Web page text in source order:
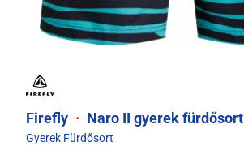
Firefly · Naro II gyerek fürdősort
Gyerek Fürdősort